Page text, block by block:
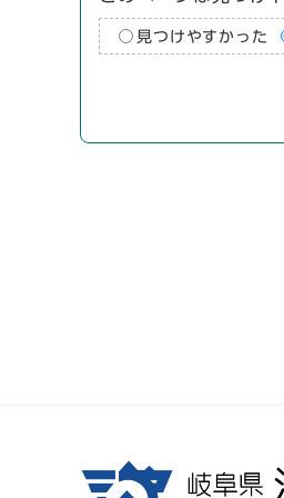
見つけやすかった